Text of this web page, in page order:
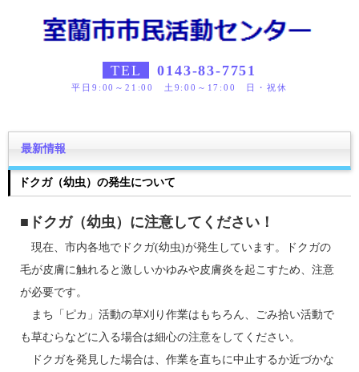
TEL 0143-83-7751
平日9:00～21:00 土9:00～17:00 日・祝休
最新情報
ドクガ（幼虫）の発生について
■ドクガ（幼虫）に注意してください！
現在、市内各地でドクガ(幼虫)が発生しています。ドクガの
毛が皮膚に触れると激しいかゆみや皮膚炎を起こすため、注意
が必要です。
まち「ピカ」活動の草刈り作業はもちろん、ごみ拾い活動で
も草むらなどに入る場合は細心の注意をしてください。
ドクガを発見した場合は、作業を直ちに中止するか近づかな